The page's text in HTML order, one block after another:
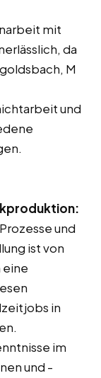
mit
da
M
und
und
ist von
eine
in
im
und -